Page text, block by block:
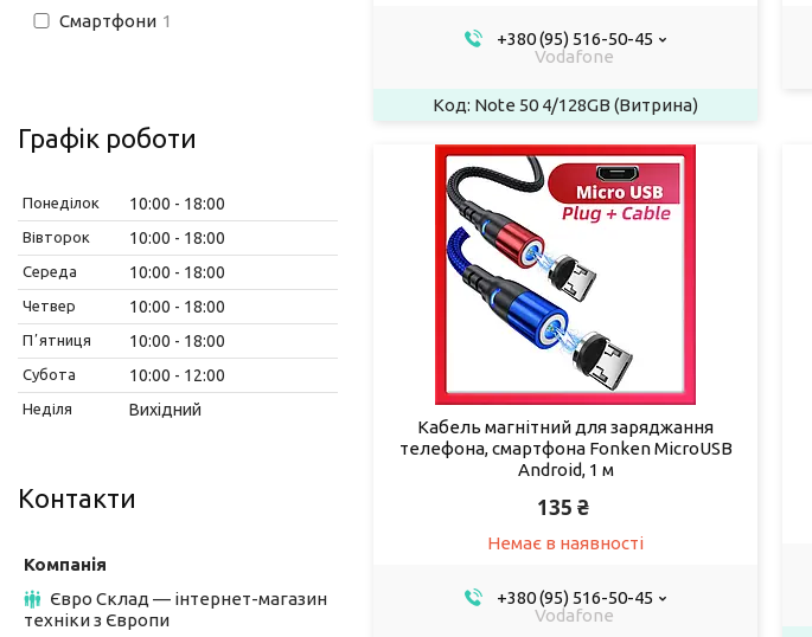
+380 (95) 516-50-45
Vodafone
Note 50 4/128GB (Витрина)
Кабель магнітний для заряджання
телефона, смартфона Fonken MicroUSB
Android, 1 м
135 ₴
Немає в наявності
+380 (95) 516-50-45
Vodafone
Смартфони 1
Графік роботи
Понеділок 10:00 18:00
Вівторок 10:00 18:00
Середа 10:00 18:00
Четвер 10:00 18:00
Пʼятниця 10:00 18:00
Субота 10:00 12:00
Неділя Вихідний
Контакти
Євро Склад — інтернет-магазин
техніки з Європи